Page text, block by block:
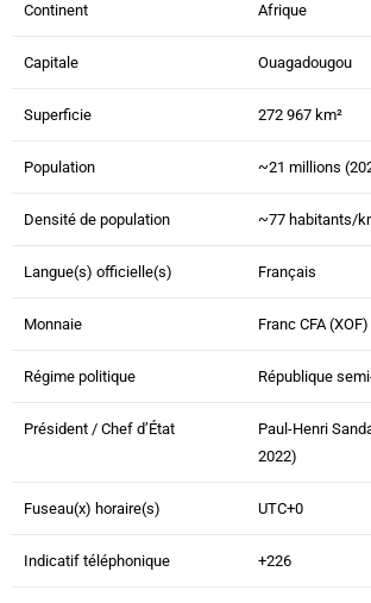
Continent Afrique
Capitale Ouagadougou
Superficie 272 967 km²
Population ~21 millions
Densité de population ~77 habitants/
Langue(s) officielle(s) Français
Monnaie Franc CFA (XOF)
Régime politique République
Président / Chef d’État
Paul-Henri
2022)
Fuseau(x) horaire(s) UTC+0
Indicatif téléphonique +226